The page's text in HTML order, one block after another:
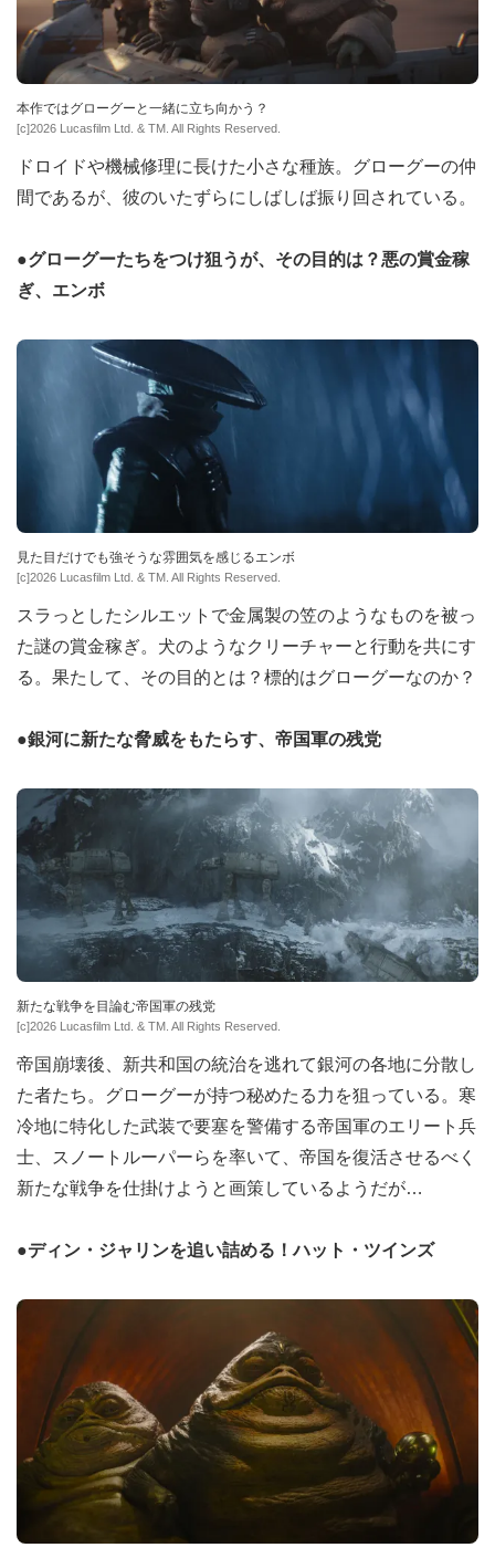
本作ではグローグーと一緒に立ち向かう？
[c]2026 Lucasfilm Ltd. & TM. All Rights Reserved.
ドロイドや機械修理に長けた小さな種族。グローグーの仲
間であるが、彼のいたずらにしばしば振り回されている。
●グローグーたちをつけ狙うが、その目的は？悪の賞金稼
ぎ、エンボ
見た目だけでも強そうな雰囲気を感じるエンボ
[c]2026 Lucasfilm Ltd. & TM. All Rights Reserved.
スラっとしたシルエットで金属製の笠のようなものを被っ
た謎の賞金稼ぎ。犬のようなクリーチャーと行動を共にす
る。果たして、その目的とは？標的はグローグーなのか？
●銀河に新たな脅威をもたらす、帝国軍の残党
新たな戦争を目論む帝国軍の残党
[c]2026 Lucasfilm Ltd. & TM. All Rights Reserved.
帝国崩壊後、新共和国の統治を逃れて銀河の各地に分散し
た者たち。グローグーが持つ秘めたる力を狙っている。寒
冷地に特化した武装で要塞を警備する帝国軍のエリート兵
士、スノートルーパーらを率いて、帝国を復活させるべく
新たな戦争を仕掛けようと画策しているようだが…
●ディン・ジャリンを追い詰める！ハット・ツインズ